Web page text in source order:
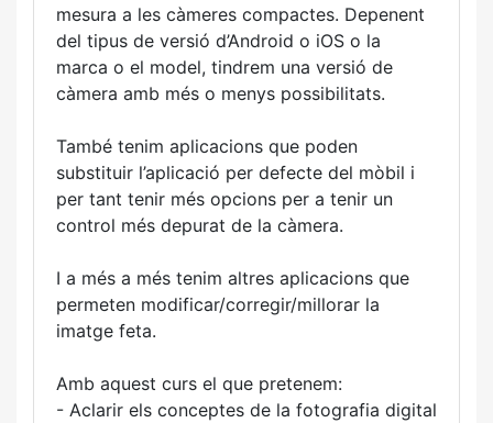
mesura a les càmeres compactes. Depenent
del tipus de versió d’Android o iOS o la
marca o el model, tindrem una versió de
càmera amb més o menys possibilitats.
També tenim aplicacions que poden
substituir l’aplicació per defecte del mòbil i
per tant tenir més opcions per a tenir un
control més depurat de la càmera.
I a més a més tenim altres aplicacions que
permeten modificar/corregir/millorar la
imatge feta.
Amb aquest curs el que pretenem:
- Aclarir els conceptes de la fotografia digital